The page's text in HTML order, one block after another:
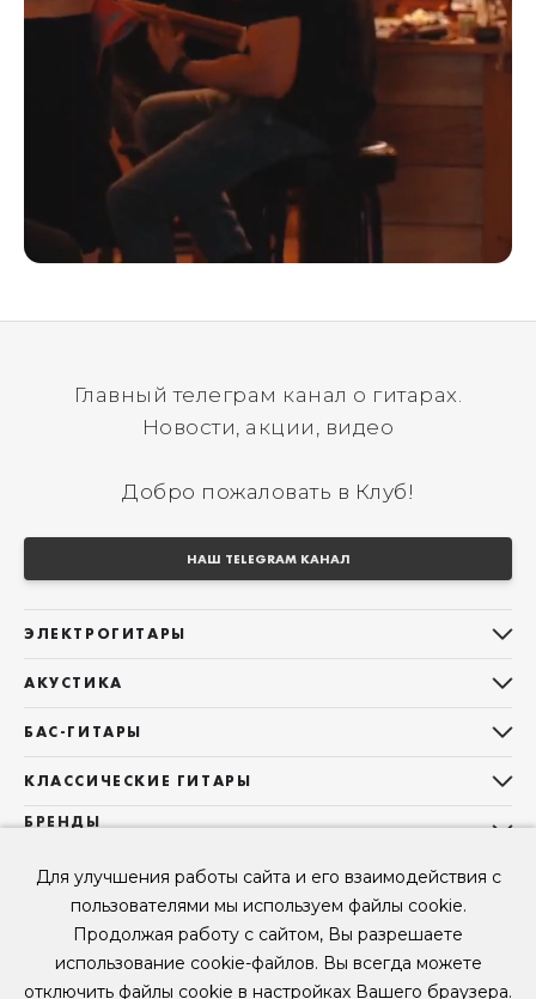
Для улучшения работы сайта и его взаимодействия с
пользователями мы используем файлы cookie.
Продолжая работу с сайтом, Вы разрешаете
использование cookie-файлов. Вы всегда можете
отключить файлы cookie в настройках Вашего браузера.
Главный телеграм канал о гитарах.
Новости, акции, видео
Добро пожаловать в Клуб!
НАШ TELEGRAM КАНАЛ
ЭЛЕКТРОГИТАРЫ
Telecaster
Les Paul
Superstrat
АКУСТИКА
Фолки (ОМ, 000, 00)
Гранд Аудиториум
Б/У, уцененные гитары
БАС-ГИТАРЫ
Precision Bass
Б/У, уцененные гитары
КЛАССИЧЕСКИЕ ГИТАРЫ
Все классические гитары
Б/У, уцененные гитары
БРЕНДЫ
Sigma Guitars
Enya Guitars
Fender
Gibson
Контакты
Мы в Telegram
Мы в ВК
Мы в YouTube